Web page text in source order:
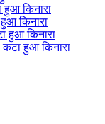
किनारा
किनारा
हुआ किनारा
हुआ किनारा